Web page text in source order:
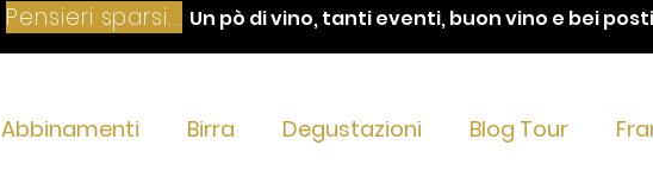
Pensieri sparsi... Un pò di vino, tanti eventi, buon vino e bei
Abbinamenti Birra Degustazioni Blog Tour